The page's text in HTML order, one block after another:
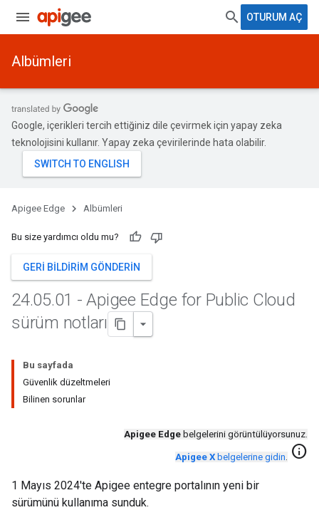
OTURUM AÇ
Albümleri
Google, içerikleri tercih ettiğiniz dile çevirmek için yapay zeka
teknolojisini kullanır. Yapay zeka çevirilerinde hata olabilir.
Apigee Edge Albümleri
Bu size yardımcı oldu mu?
GERI BILDIRIM GÖNDERIN
24.05.01 - Apigee Edge for Public Cloud
sürüm notları
Bu sayfada
Güvenlik düzeltmeleri
Bilinen sorunlar
Apigee Edge belgelerini görüntülüyorsunuz.
Apigee X belgelerine gidin. info
1 Mayıs 2024'te Apigee entegre portalının yeni bir
sürümünü kullanıma sunduk.